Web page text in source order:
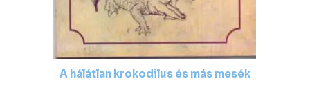
A hálátlan krokodilus és más mesék